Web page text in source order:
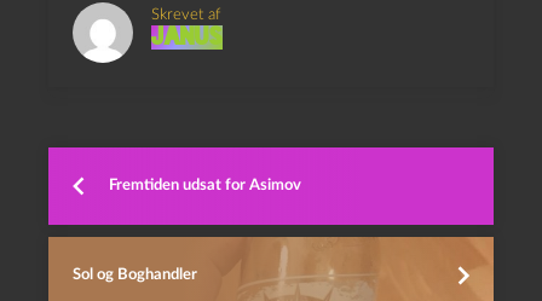
Skrevet af
Janus
Fremtiden udsat for Asimov
Sol og Boghandler